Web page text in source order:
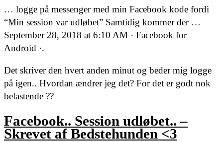
… logge på messenger med min Facebook kode fordi
“Min session var udløbet” Samtidig kommer der …
September 28, 2018 at 6:10 AM · Facebook for
Android ·.
Det skriver den hvert anden minut og beder mig logge
på igen.. Hvordan ændrer jeg det? For det er godt nok
belastende ??
Facebook.. Session udløbet.. –
Skrevet af Bedstehunden <3